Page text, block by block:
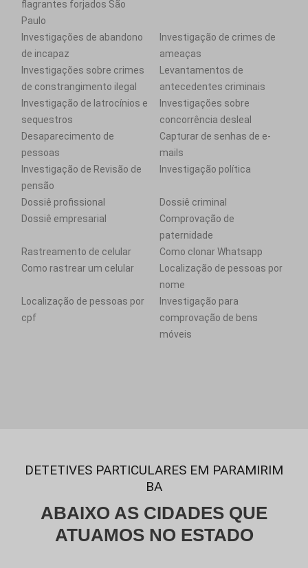
flagrantes forjados São
Paulo
Investigações de abandono
de incapaz
Investigação de crimes de
ameaças
Investigações sobre crimes
de constrangimento ilegal
Levantamentos de
antecedentes criminais
Investigação de latrocínios e
sequestros
Investigações sobre
concorrência desleal
Desaparecimento de
pessoas
Capturar de senhas de e-
mails
Investigação de Revisão de
pensão
Investigação política
Dossiê profissional
Dossiê criminal
Dossiê empresarial
Comprovação de
paternidade
Rastreamento de celular
Como clonar Whatsapp
Como rastrear um celular
Localização de pessoas por
nome
Localização de pessoas por
cpf
Investigação para
comprovação de bens
móveis
DETETIVES PARTICULARES EM PARAMIRIM
BA
ABAIXO AS CIDADES QUE
ATUAMOS NO ESTADO